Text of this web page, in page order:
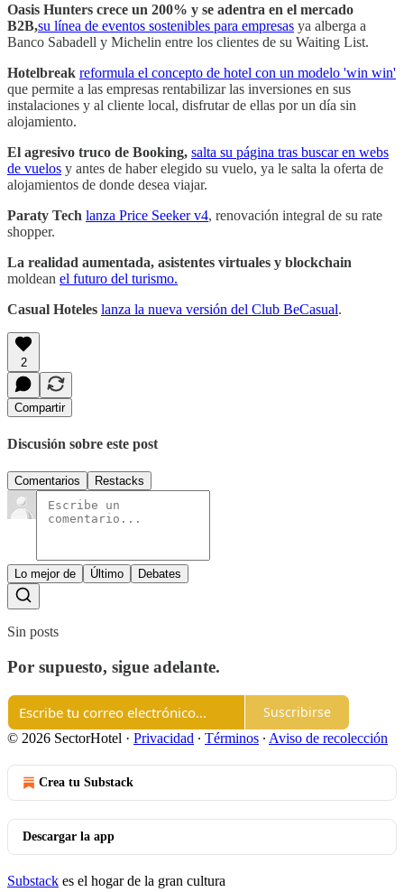
Oasis Hunters crece un 200% y se adentra en el mercado
B2B,su línea de eventos sostenibles para empresas ya alberga a
Banco Sabadell y Michelin entre los clientes de su Waiting List.
Hotelbreak reformula el concepto de hotel con un modelo 'win win'
que permite a las empresas rentabilizar las inversiones en sus
instalaciones y al cliente local, disfrutar de ellas por un día sin
alojamiento.
El agresivo truco de Booking, salta su página tras buscar en webs
de vuelos y antes de haber elegido su vuelo, ya le salta la oferta de
alojamientos de donde desea viajar.
Paraty Tech lanza Price Seeker v4, renovación integral de su rate
shopper.
La realidad aumentada, asistentes virtuales y blockchain
moldean el futuro del turismo.
Casual Hoteles lanza la nueva versión del Club BeCasual.
2
Compartir
Discusión sobre este post
Comentarios Restacks
Lo mejor de Último Debates
Sin posts
Por supuesto, sigue adelante.
Suscribirse
© 2026 SectorHotel · Privacidad ∙ Términos ∙ Aviso de recolección
Crea tu Substack
Descargar la app
Substack es el hogar de la gran cultura